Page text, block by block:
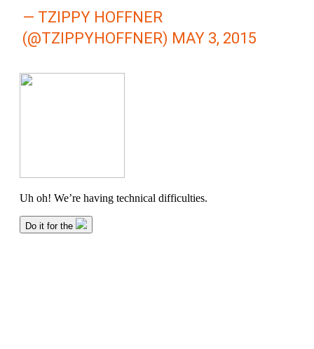
— TZIPPY HOFFNER
(@TZIPPYHOFFNER) MAY 3, 2015